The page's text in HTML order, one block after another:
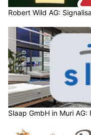
Robert Wild AG:
Slaap GmbH in Muri